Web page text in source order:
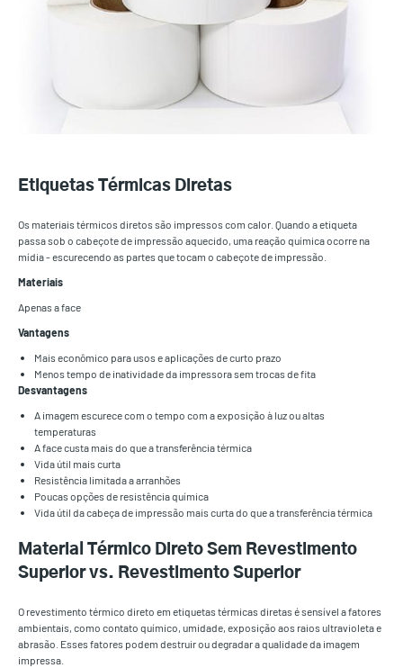
Etiquetas Térmicas Diretas
Os materiais térmicos diretos são impressos com calor. Quando a etiqueta
passa sob o cabeçote de impressão aquecido, uma reação química ocorre na
mídia - escurecendo as partes que tocam o cabeçote de impressão.
Materiais
Apenas a face
Vantagens
Mais econômico para usos e aplicações de curto prazo
Menos tempo de inatividade da impressora sem trocas de fita
Desvantagens
A imagem escurece com o tempo com a exposição à luz ou altas
temperaturas
A face custa mais do que a transferência térmica
Vida útil mais curta
Resistência limitada a arranhões
Poucas opções de resistência química
Vida útil da cabeça de impressão mais curta do que a transferência térmica
Material Térmico Direto Sem Revestimento
Superior vs. Revestimento Superior
O revestimento térmico direto em etiquetas térmicas diretas é sensível a fatores
ambientais, como contato químico, umidade, exposição aos raios ultravioleta e
abrasão. Esses fatores podem destruir ou degradar a qualidade da imagem
impressa.